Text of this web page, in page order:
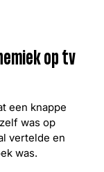
op tv
een knappe
was op
vertelde en
was.